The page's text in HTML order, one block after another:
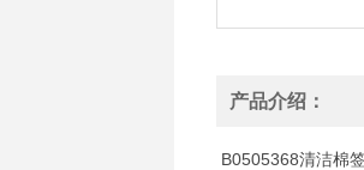
产品介绍：
B0505368清洁棉